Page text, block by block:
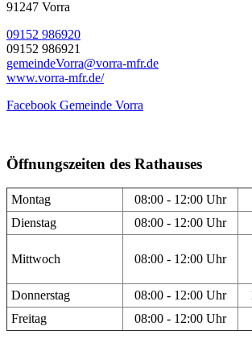
91247 Vorra
09152 986920
09152 986921
gemeindeVorra@vorra-mfr.de
www.vorra-mfr.de/
Facebook Gemeinde Vorra
Öffnungszeiten des Rathauses
Montag 08:00 - 12:00 Uhr
Dienstag
08:00 - 12:00 Uhr
Mittwoch 08:00 - 12:00 Uhr
Donnerstag 08:00 - 12:00 Uhr
Freitag
08:00 - 12:00 Uhr